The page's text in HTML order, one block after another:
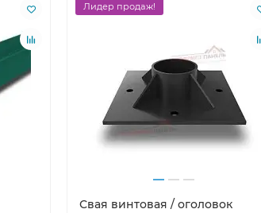
Лидер продаж!
Свая винтовая / оголовок